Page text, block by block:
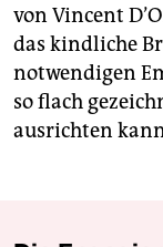
von Vincent
das kindliche
notwendigen
so flach
ausrichten